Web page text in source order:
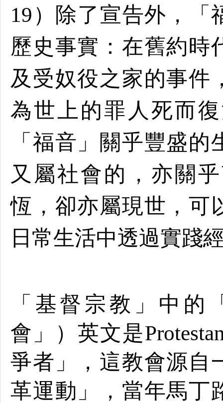
19 ）除了宣告外，「
歷史事實：在舊約時
及受奴役之家的事件
為世上的罪人死而
「福音」關乎豐盛
又屬社會的，亦關
恆，卻亦屬現世，可
日常生活中透過實踐
「基督宗教」中的
會」）英文是
爭者」，這教會源自
革運動」，當年馬丁